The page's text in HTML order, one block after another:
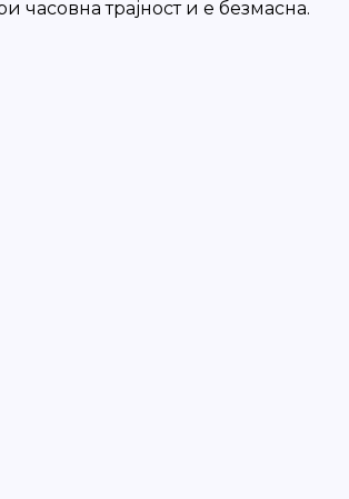
часовна трајност и е безмасна.